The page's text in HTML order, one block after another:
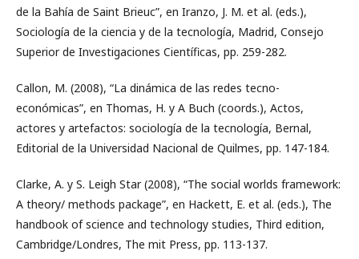
de la Bahía de Saint Brieuc”, en Iranzo, J. M. et al. (eds.),
Sociología de la ciencia y de la tecnología, Madrid, Consejo
Superior de Investigaciones Científicas, pp. 259-282.
Callon, M. (2008), “La dinámica de las redes tecno-
económicas”, en Thomas, H. y A Buch (coords.), Actos,
actores y artefactos: sociología de la tecnología, Bernal,
Editorial de la Universidad Nacional de Quilmes, pp. 147-184.
Clarke, A. y S. Leigh Star (2008), “The social worlds framework:
A theory/ methods package”, en Hackett, E. et al. (eds.), The
handbook of science and technology studies, Third edition,
Cambridge/Londres, The mit Press, pp. 113-137.